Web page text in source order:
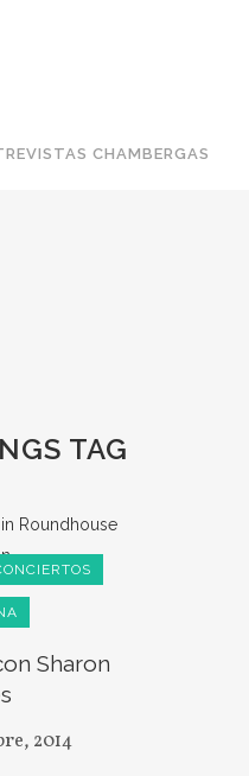
CHAMBERGAS
TAG
Sharon
2014